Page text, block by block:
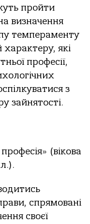
пройти
визначення
темпераменту
які
професії,
з
зайнятості.
(вікова
спрямовані
своєї